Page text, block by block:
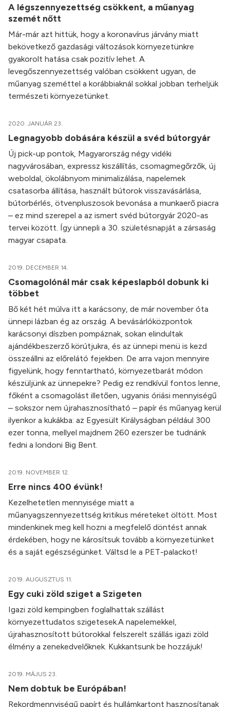
A légszennyezettség csökkent, a műanyag
szemét nőtt
Már-már azt hittük, hogy a koronavírus járvány miatt
bekövetkező gazdasági változások környezetünkre
gyakorolt hatása csak pozitív lehet. A
levegőszennyezettség valóban csökkent ugyan, de
műanyag szeméttel a korábbiaknál sokkal jobban terheljük
természeti környezetünket.
2020. JANUÁR 23.
Legnagyobb dobására készül a svéd bútorgyár
Új pick-up pontok, Magyarország négy vidéki
nagyvárosában, expressz kiszállítás, csomagmegőrzők, új
weboldal, ökolábnyom minimalizálása, napelemek
csatasorba állítása, használt bútorok visszavásárlása,
bútorbérlés, ötvenpluszosok bevonása a munkaerő piacra
– ez mind szerepel a az ismert svéd bútorgyár 2020-as
tervei között. Így ünnepli a 30. születésnapját a zársaság
magyar csapata.
2019. DECEMBER 14.
Csomagolónál már csak képeslapból dobunk ki
többet
Bő két hét múlva itt a karácsony, de már november óta
ünnepi lázban ég az ország. A bevásárlóközpontok
karácsonyi díszben pompáznak, sokan elindultak
ajándékbeszerző körútjukra, és az ünnepi menü is kezd
összeállni az előrelátó fejekben. De arra vajon mennyire
figyelünk, hogy fenntartható, környezetbarát módon
készüljünk az ünnepekre? Pedig ez rendkívül fontos lenne,
főként a csomagolást illetően, ugyanis óriási mennyiségű
– sokszor nem újrahasznosítható – papír és műanyag kerül
ilyenkor a kukákba: az Egyesült Királyságban például 300
ezer tonna, mellyel majdnem 260 ezerszer be tudnánk
fedni a londoni Big Bent.
2019. NOVEMBER 12.
Erre nincs 400 évünk!
Kezelhetetlen mennyisége miatt a
műanyagszennyezettség kritikus méreteket öltött. Most
mindenkinek meg kell hozni a megfelelő döntést annak
érdekében, hogy ne károsítsuk tovább a környezetünket
és a saját egészségünket. Váltsd le a PET-palackot!
2019. AUGUSZTUS 11.
Egy cuki zöld sziget a Szigeten
Igazi zöld kempingben foglalhattak szállást
környezettudatos szigetesek.A napelemekkel,
újrahasznosított bútorokkal felszerelt szállás igazi zöld
élmény a zenekedvelőknek. Kukkantsunk be hozzájuk!
2019. MÁJUS 23.
Nem dobtuk be Európában!
Rekordmennyiségű papírt és hullámkartont hasznosítanak